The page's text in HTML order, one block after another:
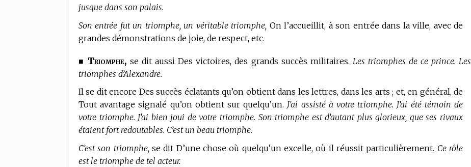
jusque dans son palais.
Son entrée fut un triomphe, un véritable triomphe, On l’accueillit, à son entrée dans la ville, avec de
grandes démonstrations de joie, de respect, etc.
■ Triomphe, se dit aussi Des victoires, des grands succès militaires. Les triomphes de ce prince. Les
triomphes d’Alexandre.
Il se dit encore Des succès éclatants qu’on obtient dans les lettres, dans les arts ; et, en général, de
Tout avantage signalé qu’on obtient sur quelqu’un. J’ai assisté à votre triomphe. J’ai été témoin de
votre triomphe. J’ai bien joui de votre triomphe. Son triomphe est d’autant plus glorieux, que ses rivaux
étaient fort redoutables. C’est un beau triomphe.
C’est son triomphe, se dit D’une chose où quelqu’un excelle, où il réussit particulièrement. Ce rôle
est le triomphe de tel acteur.